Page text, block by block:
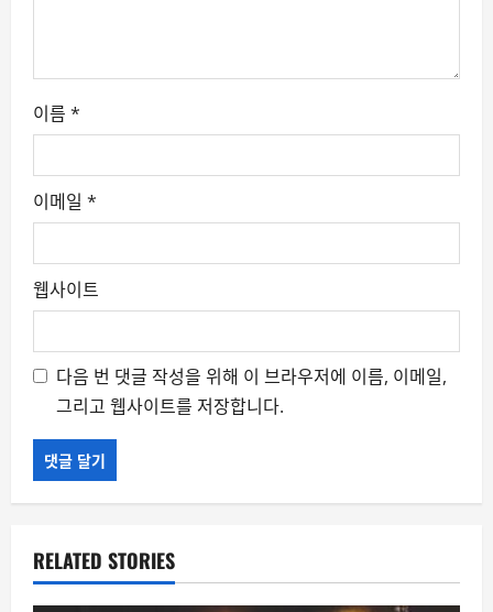
이름 *
이메일 *
웹사이트
다음 번 댓글 작성을 위해 이 브라우저에 이름, 이메일,
그리고 웹사이트를 저장합니다.
RELATED STORIES